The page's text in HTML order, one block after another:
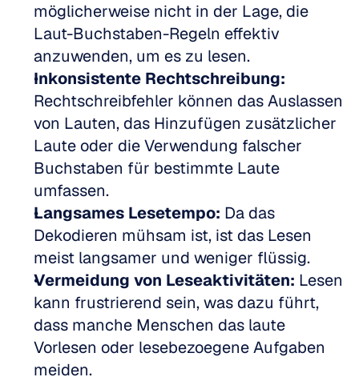
möglicherweise nicht in der Lage, die
Laut-Buchstaben-Regeln effektiv
anzuwenden, um es zu lesen.
Inkonsistente Rechtschreibung:
Rechtschreibfehler können das Auslassen
von Lauten, das Hinzufügen zusätzlicher
Laute oder die Verwendung falscher
Buchstaben für bestimmte Laute
umfassen.
Langsames Lesetempo: Da das
Dekodieren mühsam ist, ist das Lesen
meist langsamer und weniger flüssig.
Vermeidung von Leseaktivitäten: Lesen
kann frustrierend sein, was dazu führt,
dass manche Menschen das laute
Vorlesen oder lesebezoegene Aufgaben
meiden.